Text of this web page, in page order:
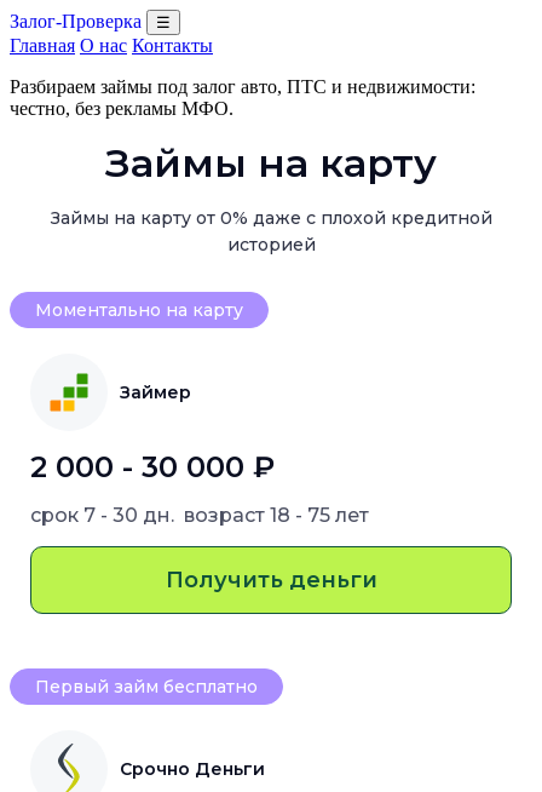
Залог-Проверка ☰
Главная О нас Контакты
Разбираем займы под залог авто, ПТС и недвижимости:
честно, без рекламы МФО.
Займы на карту
Займы на карту от 0% даже с плохой кредитной
историей
Моментально на карту
Займер
2 000 - 30 000 ₽
срок 7 - 30 дн. возраст 18 - 75 лет
Получить деньги
Первый займ бесплатно
Срочно Деньги